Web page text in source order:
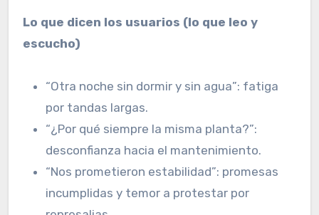
Lo que dicen los usuarios (lo que leo y
escucho)
“Otra noche sin dormir y sin agua”: fatiga
por tandas largas.
“¿Por qué siempre la misma planta?”:
desconfianza hacia el mantenimiento.
“Nos prometieron estabilidad”: promesas
incumplidas y temor a protestar por